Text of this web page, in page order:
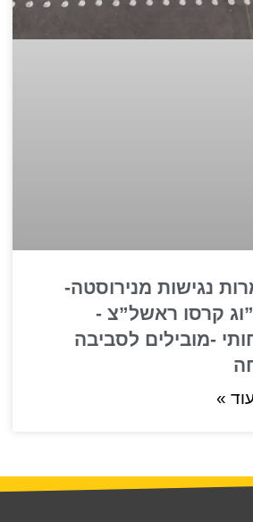
נגישות מנירוסטה-
קרסו ראשל”צ -
-מובילים לסביבה
»